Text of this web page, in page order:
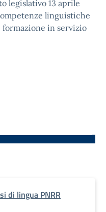
legislativo 13 aprile
linguistiche
in servizio
di lingua PNRR